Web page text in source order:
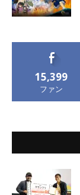
15,399
ファン